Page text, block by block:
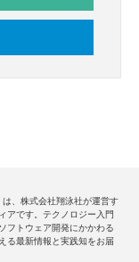
は、株式会社翔泳社が運営す
アです。テクノロジー入門
フトウェア開発にかかわる
る最新情報と実践知をお届